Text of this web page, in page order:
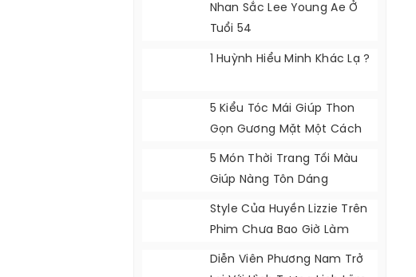
Nhan Sắc Lee Young Ae Ở
Tuổi 54
1 Huỳnh Hiểu Minh Khác Lạ ?
5 Kiểu Tóc Mái Giúp Thon
Gọn Gương Mặt Một Cách
Tự Nhiên
5 Món Thời Trang Tối Màu
Giúp Nàng Tôn Dáng
Style Của Huyền Lizzie Trên
Phim Chưa Bao Giờ Làm
Khán Giả Thất Vọng
Diễn Viên Phương Nam Trở